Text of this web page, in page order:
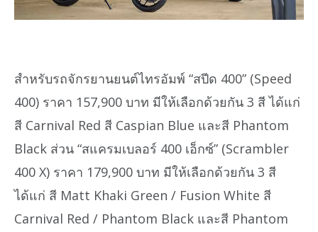
สำหรับรถจักรยานยนต์ไทรอัมพ์ “สปีด 400” (Speed
400) ราคา 157,900 บาท มีให้เลือกด้วยกัน 3 สี ได้แก่
สี Carnival Red สี Caspian Blue และสี Phantom
Black ส่วน “สแครมเบลอร์ 400 เอ็กซ์” (Scrambler
400 X) ราคา 179,900 บาท มีให้เลือกด้วยกัน 3 สี
ได้แก่ สี Matt Khaki Green / Fusion White สี
Carnival Red / Phantom Black และสี Phantom